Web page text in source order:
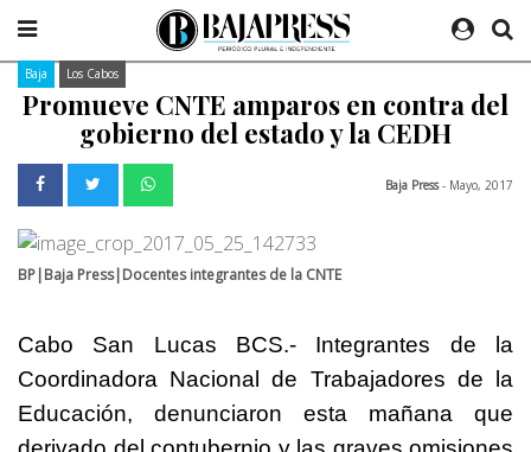
Baja Los Cabos
Promueve CNTE amparos en contra del
gobierno del estado y la CEDH
Baja Press - Mayo, 2017
BP|Baja Press|Docentes integrantes de la CNTE
Cabo San Lucas BCS.- Integrantes de la
Coordinadora Nacional de Trabajadores de la
Educación, denunciaron esta mañana que